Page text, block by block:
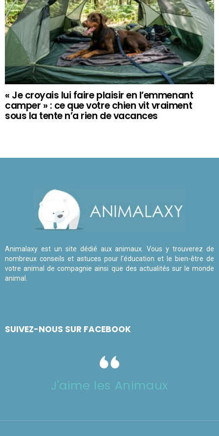
« Je croyais lui faire plaisir en l’emmenant
camper » : ce que votre chien vit vraiment
sous la tente n’a rien de vacances
Animalaxy est un site dédié aux animaux. Vous y trouverez de
nombreux conseils et astuces pour l'éducation et le bien-être de
votre animal de compagnie ainsi que des actualités sur le monde
animal.
SUIVEZ-NOUS SUR FACEBOOK
J'aime les Animaux